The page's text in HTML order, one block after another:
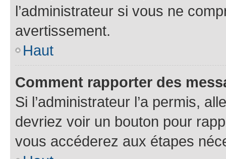
l’administrateur si vous ne
avertissement.
Haut
Comment rapporter des
Si l’administrateur l’a permis,
devriez voir un bouton pour
vous accéderez aux étapes